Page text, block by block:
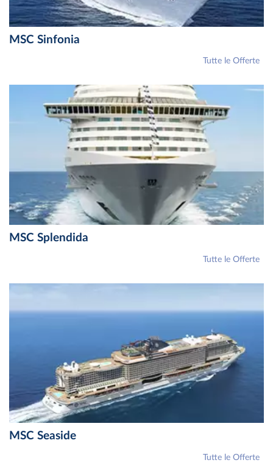
MSC Sinfonia
Tutte le Offerte
MSC Splendida
Tutte le Offerte
MSC Seaside
Tutte le Offerte